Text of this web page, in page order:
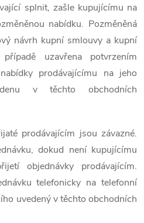
splnit, zašle kupujícímu na
nabídku. Pozměněná
návrh kupní smlouvy a kupní
uzavřena potvrzením
prodávajícímu na jeho
v těchto obchodních
prodávajícím jsou závazné.
dokud není kupujícímu
objednávky prodávajícím.
telefonicky na telefonní
uvedený v těchto obchodních